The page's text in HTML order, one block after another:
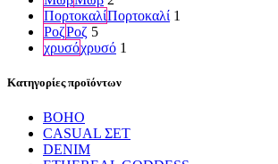
ΠορτοκαλίΠορτοκαλί 1
ΡοζΡοζ 5
χρυσόχρυσό 1
Κατηγορίες προϊόντων
BOHO
CASUAL ΣΕΤ
DENIM